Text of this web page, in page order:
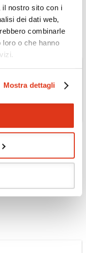
il nostro sito con i
dei dati web,
combinarle
o che hanno
Mostra dettagli